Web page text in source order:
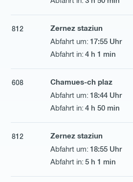
812
Zernez staziun
17:55 Uhr
4 h 1 min
608
Chamues-ch plaz
18:44 Uhr
4 h 50 min
812
Zernez staziun
18:55 Uhr
5 h 1 min